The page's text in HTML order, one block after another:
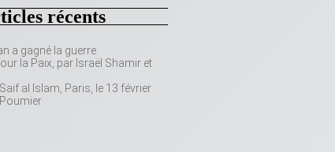
récents
a gagné la guerre
la Paix, par Israël Shamir et
al Islam, Paris, le 13 février